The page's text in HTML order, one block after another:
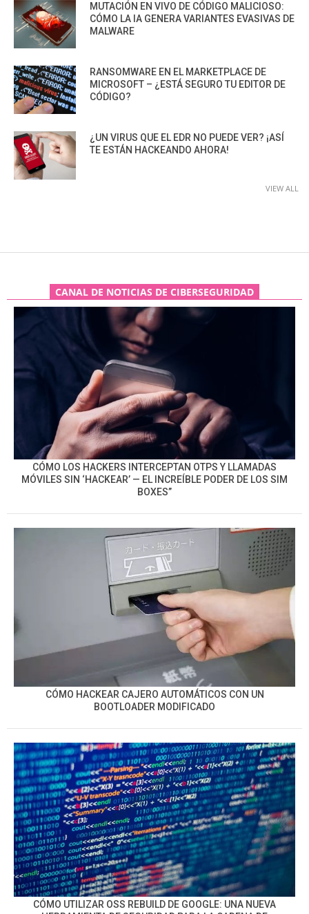
MUTACIÓN EN VIVO DE CÓDIGO MALICIOSO:
CÓMO LA IA GENERA VARIANTES EVASIVAS DE
MALWARE
RANSOMWARE EN EL MARKETPLACE DE
MICROSOFT – ¿ESTÁ SEGURO TU EDITOR DE
CÓDIGO?
¿UN VIRUS QUE EL EDR NO PUEDE VER? ¡ASÍ
TE ESTÁN HACKEANDO AHORA!
VIEW ALL
CANAL DE NOTICIAS DE CIBERSEGURIDAD
CÓMO LOS HACKERS INTERCEPTAN OTPS Y LLAMADAS
MÓVILES SIN ‘HACKEAR’ — EL INCREÍBLE PODER DE LOS SIM
BOXES”
CÓMO HACKEAR CAJERO AUTOMÁTICOS CON UN
BOOTLOADER MODIFICADO
CÓMO UTILIZAR OSS REBUILD DE GOOGLE: UNA NUEVA